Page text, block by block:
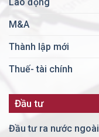
M&A
Thành lập mới
Thuế- tài chính
Đầu tư
Đầu tư ra nước ngoài